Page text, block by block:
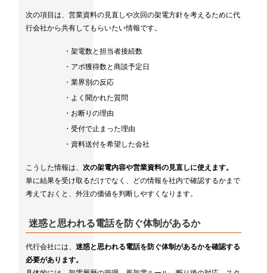
次の項目は、営業資料の見直しや次回の架電方針を考えるために代
行会社から共有してもらいたい情報です。
・架電数と担当者接続数
・アポ獲得数と商談予定日
・業界別の反応
・よく聞かれた質問
・お断りの理由
・受付で止まった理由
・資料送付を希望した会社
こうした情報は、 次の架電内容や営業資料の見直しに使えます。
単に結果を受け取るだけでなく、どの情報を社内で確認するかまで
考えておくと、外注の価値を判断しやすくなります。
迷惑と思われる電話を防ぐ体制があるか
代行会社には、 迷惑と思われる電話を防ぐ体制があるかを確認する
必要があります。